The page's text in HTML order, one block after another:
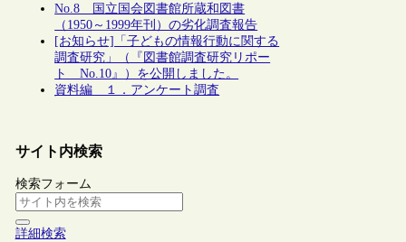
No.8 国立国会図書館所蔵和図書
（1950～1999年刊）の劣化調査報告
[お知らせ]「子どもの情報行動に関する
調査研究」（『図書館調査研究リポー
ト No.10』）を公開しました。
資料編 １．アンケート調査
サイト内検索
検索フォーム
詳細検索